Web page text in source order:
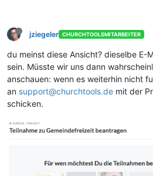
jziegeler CHURCHTOOLSMITARBEITER
du meinst diese Ansicht? dieselbe E-
sein. Müsste wir uns dann
anschauen: wenn es weiterhin nicht
an support@churchtools.de mit der
schicken.